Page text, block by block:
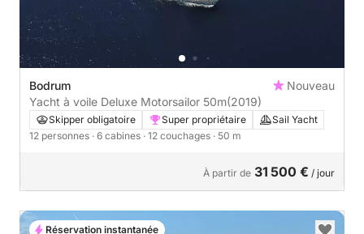
Bodrum
Nouveau
Yacht à voile Deluxe Motorsailor 50m(2019)
Skipper obligatoire Super propriétaire
Sail Yacht
12 personnes · 6 cabines · 12 couchages · 50 m
À partir de 31 500 € / jour
Réservation instantanée